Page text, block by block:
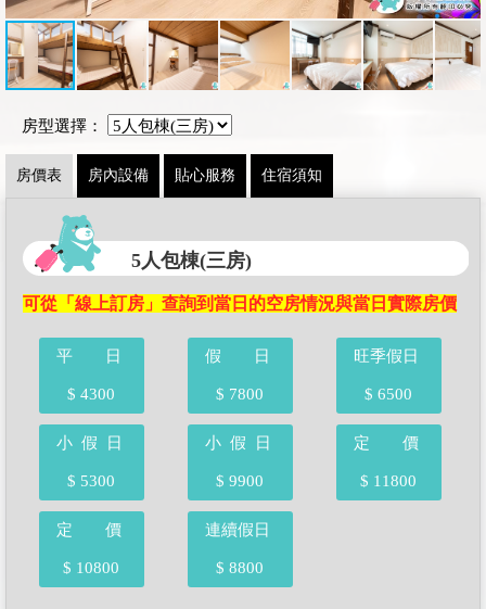
房型選擇：
房價表 房內設備 貼心服務 住宿須知
5人包棟(三房)
可從「線上訂房」查詢到當日的空房情況與當日實際房價
平 日
$ 4300
假 日
$ 7800
旺季假日
$ 6500
小 假 日
$ 5300
小 假 日
$ 9900
定 價
$ 11800
定 價
$ 10800
連續假日
$ 8800